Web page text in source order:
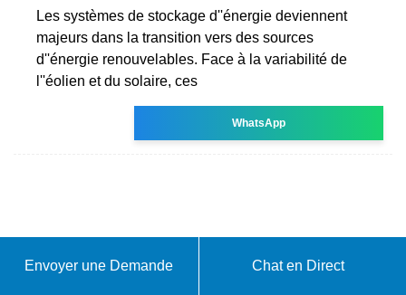
Les systèmes de stockage d''énergie deviennent
majeurs dans la transition vers des sources
d''énergie renouvelables. Face à la variabilité de
l''éolien et du solaire, ces
WhatsApp
Envoyer une Demande Chat en Direct